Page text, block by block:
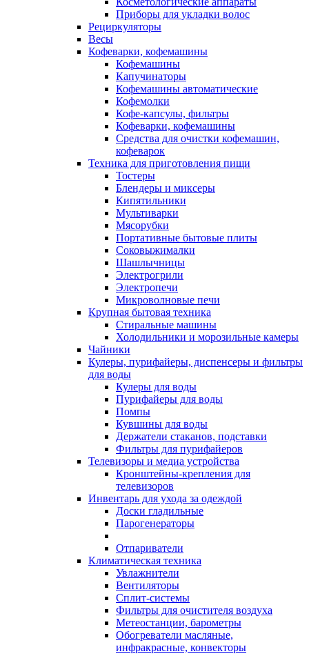
Приборы для укладки волос
Рециркуляторы
Весы
Кофеварки, кофемашины
Кофемашины
Капучинаторы
Кофемашины автоматические
Кофемолки
Кофе-капсулы, фильтры
Кофеварки, кофемашины
Средства для очистки кофемашин,
кофеварок
Техника для приготовления пищи
Тостеры
Блендеры и миксеры
Кипятильники
Мультиварки
Мясорубки
Портативные бытовые плиты
Соковыжималки
Шашлычницы
Электрогрили
Электропечи
Микроволновые печи
Крупная бытовая техника
Стиральные машины
Холодильники и морозильные камеры
Чайники
Кулеры, пурифайеры, диспенсеры и фильтры
для воды
Кулеры для воды
Пурифайеры для воды
Помпы
Кувшины для воды
Держатели стаканов, подставки
Фильтры для пурифайеров
Телевизоры и медиа устройства
Кронштейны-крепления для
телевизоров
Инвентарь для ухода за одеждой
Доски гладильные
Парогенераторы
Отпариватели
Климатическая техника
Увлажнители
Вентиляторы
Сплит-системы
Фильтры для очистителя воздуха
Метеостанции, барометры
Обогреватели масляные,
инфракрасные, конвекторы